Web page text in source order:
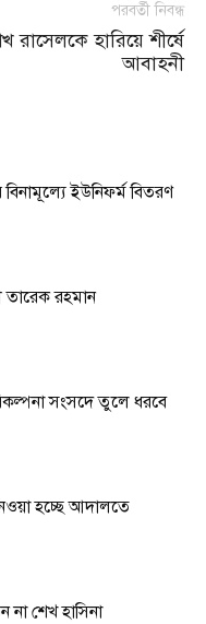
পরবর্তী নিবন্ধ
রাসেলকে হারিয়ে শীর্ষে
আবাহনী
বিনামূল্যে ইউনিফর্ম বিতরণ
তারেক রহমান
সংসদে তুলে ধরবে
হচ্ছে আদালতে
না শেখ হাসিনা